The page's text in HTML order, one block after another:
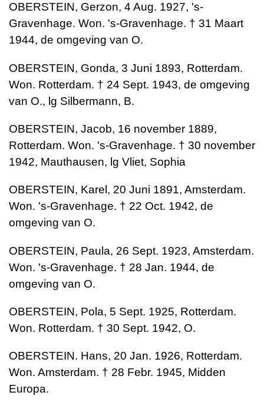
OBERSTEIN, Gerzon, 4 Aug. 1927, 's-
Gravenhage. Won. 's-Gravenhage. † 31 Maart
1944, de omgeving van O.
OBERSTEIN, Gonda, 3 Juni 1893, Rotterdam.
Won. Rotterdam. † 24 Sept. 1943, de omgeving
van O., lg Silbermann, B.
OBERSTEIN, Jacob, 16 november 1889,
Rotterdam. Won. 's-Gravenhage. † 30 november
1942, Mauthausen, lg Vliet, Sophia
OBERSTEIN, Karel, 20 Juni 1891, Amsterdam.
Won. 's-Gravenhage. † 22 Oct. 1942, de
omgeving van O.
OBERSTEIN, Paula, 26 Sept. 1923, Amsterdam.
Won. 's-Gravenhage. † 28 Jan. 1944, de
omgeving van O.
OBERSTEIN, Pola, 5 Sept. 1925, Rotterdam.
Won. Rotterdam. † 30 Sept. 1942, O.
OBERSTEIN. Hans, 20 Jan. 1926, Rotterdam.
Won. Amsterdam. † 28 Febr. 1945, Midden
Europa.